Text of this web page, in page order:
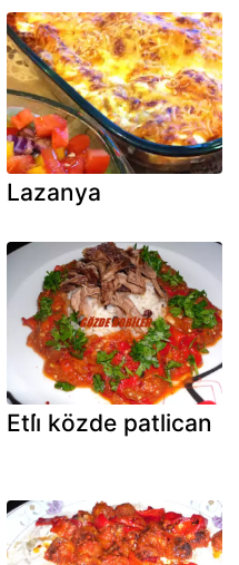
Lazanya
Etli̇ közde patlican